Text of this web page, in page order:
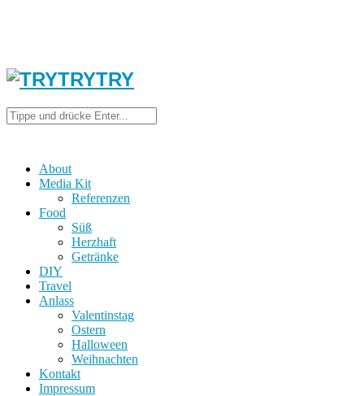
About
Media Kit
Referenzen
Food
Süß
Herzhaft
Getränke
DIY
Travel
Anlass
Valentinstag
Ostern
Halloween
Weihnachten
Kontakt
Impressum